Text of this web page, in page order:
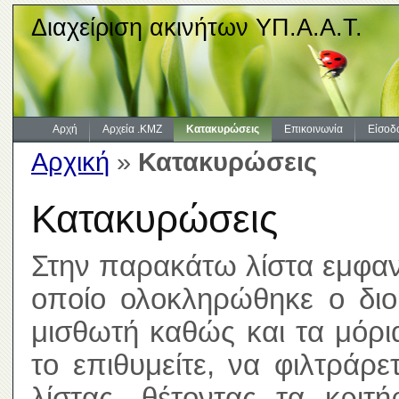
Διαχείριση ακινήτων ΥΠ.Α.Α.Τ.
Αρχή Αρχεία .KMZ Κατακυρώσεις Επικοινωνία
Αρχική » Κατακυρώσεις
Κατακυρώσεις
Στην παρακάτω λίστα
οποίο ολοκληρώθηκε ο
μισθωτή καθώς και τα
το επιθυμείτε, να